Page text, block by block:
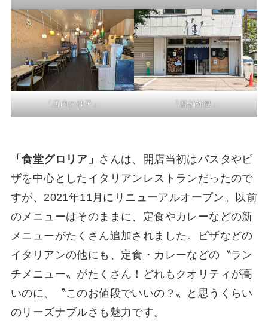
「店内の様子」 「店舗外観」
「食堂グロリア」 さんは、開店当初はパスタやピ
ザを中心としたイタリアンレストランだったので
すが、2021年11月にリニューアルオープン。以前
のメニューはそのままに、定食やカレーなどの新
メニューがたくさん追加されました。ピザなどの
イタリアンの他にも、定食・カレーなどの〝ラン
チメニュー〟がたくさん！どれもクオリティが高
いのに、〝このお値段でいいの？〟と思うくらい
のリーズナブルさも魅力です。